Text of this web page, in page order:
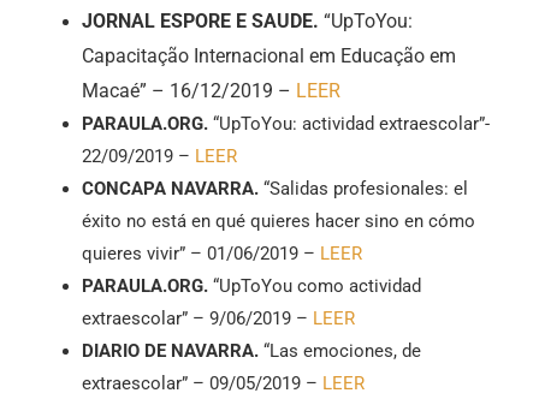
JORNAL ESPORE E SAUDE. “UpToYou:
Capacitação Internacional em Educação em
Macaé” – 16/12/2019 – LEER
PARAULA.ORG. “UpToYou: actividad extraescolar”-
22/09/2019 – LEER
CONCAPA NAVARRA. “Salidas profesionales: el
éxito no está en qué quieres hacer sino en cómo
quieres vivir” – 01/06/2019 – LEER
PARAULA.ORG. “UpToYou como actividad
extraescolar” – 9/06/2019 – LEER
DIARIO DE NAVARRA. “Las emociones, de
extraescolar” – 09/05/2019 – LEER